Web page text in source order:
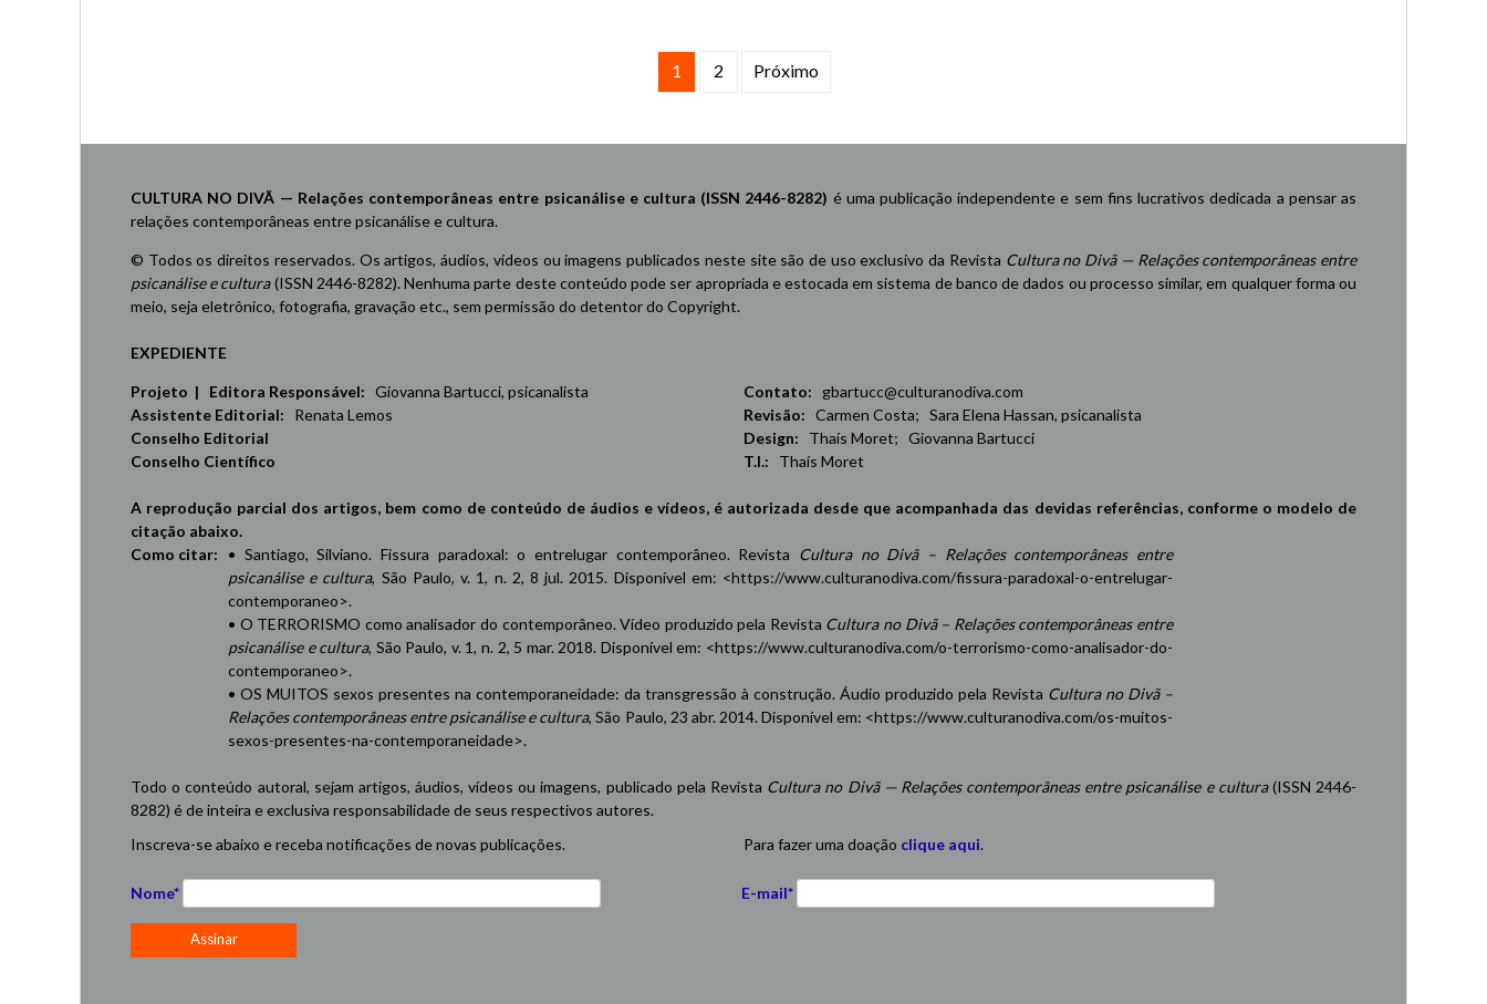
posts
1 2 Próximo
CULTURA NO DIVÃ — Relações contemporâneas entre psicanálise e cultura (ISSN 2446-8282) é uma publicação independente e sem fins lucrativos dedicada a pensar as
relações contemporâneas entre psicanálise e cultura.
© Todos os direitos reservados. Os artigos, áudios, vídeos ou imagens publicados neste site são de uso exclusivo da Revista Cultura no Divã — Relações contemporâneas entre
psicanálise e cultura(ISSN 2446-8282). Nenhuma parte deste conteúdo pode ser apropriada e estocada em sistema de banco de dados ou processo similar, em qualquer forma ou
meio, seja eletrônico, fotografia, gravação etc., sem permissão do detentor do Copyright.
EXPEDIENTE
Projeto | Editora Responsável: Giovanna Bartucci, psicanalista
Assistente Editorial: Renata Lemos
Conselho Editorial
Conselho Científico
Contato: gbartucc@culturanodiva.com
Revisão: Carmen Costa; Sara Elena Hassan, psicanalista
Design: Thaís Moret; Giovanna Bartucci
T.I.: Thaís Moret
A reprodução parcial dos artigos, bem como de conteúdo de áudios e vídeos, é autorizada desde que acompanhada das devidas referências, conforme o modelo de
citação abaixo.
Como citar:
• Santiago, Silviano. Fissura paradoxal: o entrelugar contemporâneo. Revista Cultura no Divã – Relações contemporâneas entre
psicanálise e cultura, São Paulo, v. 1, n. 2, 8 jul. 2015. Disponível em: <https://www.culturanodiva.com/fissura-paradoxal-o-entrelugar-
contemporaneo>.
• O TERRORISMO como analisador do contemporâneo. Vídeo produzido pela Revista Cultura no Divã – Relações contemporâneas entre
psicanálise e cultura, São Paulo, v. 1, n. 2, 5 mar. 2018. Disponível em: <https://www.culturanodiva.com/o-terrorismo-como-analisador-do-
contemporaneo>.
• OS MUITOS sexos presentes na contemporaneidade: da transgressão à construção. Áudio produzido pela Revista Cultura no Divã –
Relações contemporâneas entre psicanálise e cultura, São Paulo, 23 abr. 2014. Disponível em: <https://www.culturanodiva.com/os-muitos-
sexos-presentes-na-contemporaneidade>.
Todo o conteúdo autoral, sejam artigos, áudios, vídeos ou imagens, publicado pela Revista Cultura no Divã — Relações contemporâneas entre psicanálise e cultura(ISSN 2446-
8282) é de inteira e exclusiva responsabilidade de seus respectivos autores.
Inscreva-se abaixo e receba notificações de novas publicações.
Para fazer uma doação clique aqui.
Nome* E-mail*